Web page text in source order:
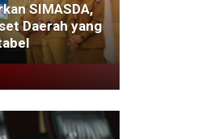
SIMASDA,
Daerah yang